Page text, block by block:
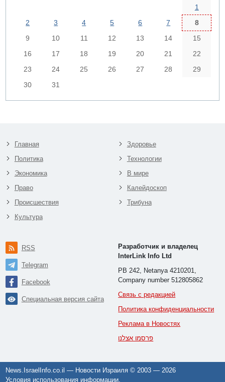
1
2
3 4 5 6 7
8
9
10 11 12 13 14
15
16
17 18 19 20 21
22
23
24 25 26 27 28
29
30
31
Главная
Политика
Экономика
Право
Происшествия
Культура
Здоровье
Технологии
В мире
Калейдоскоп
Трибуна
RSS
Telegram
Facebook
Специальная версия сайта
Разработчик и владелец
InterLink Info Ltd
PB 242, Netanya 4210201,
Company number 512805862
Связь с редакцией
Политика конфиденциальности
Реклама в Новостях
פרסמו אצלנו
News.IsraelInfo.co.il — Новости Израиля © 2003 —2026
Условия использования информации.